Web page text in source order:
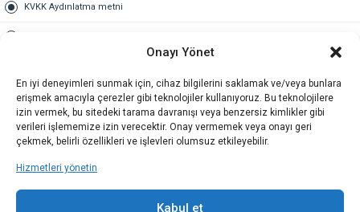
Onayı Yönet
En iyi deneyimleri sunmak için, cihaz bilgilerini saklamak ve/veya bunlara
erişmek amacıyla çerezler gibi teknolojiler kullanıyoruz. Bu teknolojilere
izin vermek, bu sitedeki tarama davranışı veya benzersiz kimlikler gibi
verileri işlememize izin verecektir. Onay vermemek veya onayı geri
çekmek, belirli özellikleri ve işlevleri olumsuz etkileyebilir.
Hizmetleri yönetin
Kabul et
KVKK Aydınlatma metni
Gold üyelik nedir
Kariyer
İş Başvuru Formu